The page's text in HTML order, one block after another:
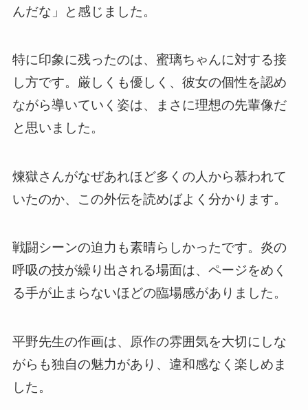
んだな」と感じました。
特に印象に残ったのは、蜜璃ちゃんに対する接
し方です。厳しくも優しく、彼女の個性を認め
ながら導いていく姿は、まさに理想の先輩像だ
と思いました。
煉獄さんがなぜあれほど多くの人から慕われて
いたのか、この外伝を読めばよく分かります。
戦闘シーンの迫力も素晴らしかったです。炎の
呼吸の技が繰り出される場面は、ページをめく
る手が止まらないほどの臨場感がありました。
平野先生の作画は、原作の雰囲気を大切にしな
がらも独自の魅力があり、違和感なく楽しめま
した。